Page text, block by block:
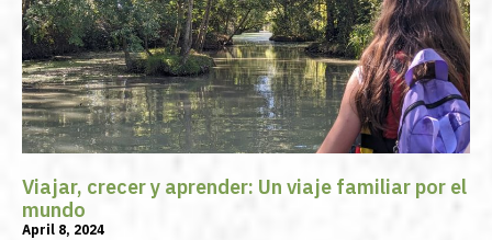
Viajar, crecer y aprender: Un viaje familiar por el
mundo
April 8, 2024